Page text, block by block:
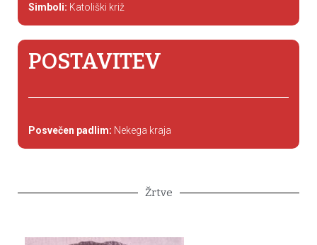
Simboli: Katoliški križ
POSTAVITEV
Posvečen padlim: Nekega kraja
Žrtve